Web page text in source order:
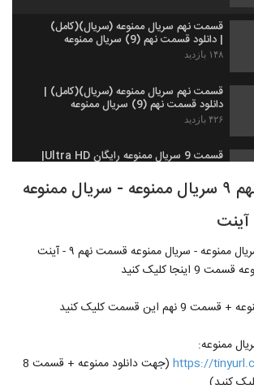
قسمت نهم سریال ممنوعه (سریال)(کامل)
| دانلود قسمت نهم (9) سریال ممنوعه
۱۴۸ بازدید
قسمت نهم سریال ممنوعه (سریال)(کامل) |
دانلود قسمت نهم (9) سریال ممنوعه
۴۲۶ بازدید
قسمت 9 سريال ممنوعه رايگان Ultra HD|
۲۷۸ بازدید
| دانلود قسمت نهم (9) سریال ممنوعه
۳۷۵ بازدید
قسمت نهم سریال ممنوعه (سریال) (کامل)
| دانلود قسمت نهم (9) سریال ممنوعه
۴۶۳ بازدید
دانلود قسمت نهم ۹ سریال ممنوعه - سریال ممنوعه
کلیک کنید
این قسمت کلیک کنید
ممنوعه:
https://
(جهت دانلود ممنوعه + قسمت 8